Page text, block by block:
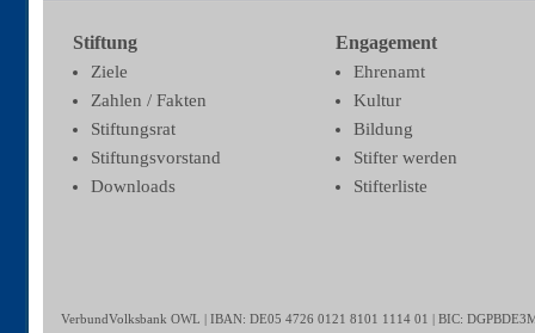
Stiftung
Ziele
Zahlen / Fakten
Stiftungsrat
Stiftungsvorstand
Downloads
Engagement
Ehrenamt
Kultur
Bildung
Stifter werden
Stifterliste
VerbundVolksbank OWL | IBAN: DE05 4726 0121 8101 1114 01 | BIC: